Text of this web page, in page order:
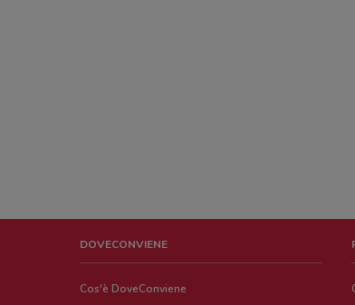
DOVECONVIENE
Cos'è DoveConviene